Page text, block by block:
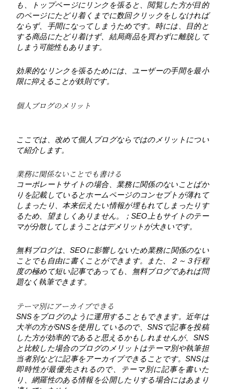
も、トップページにリンクを張ると、閲覧した方が目的
のページにたどり着くまでに数回クリックをしなければ
ならず、手間になってしまうためです。時には、目的と
する商品にたどり着けず、結局商品を買わずに離脱して
しまう可能性もあります。
効果的なリンクを張るためには、ユーザーの手間を最小
限に抑えることが鉄則です。
個人ブログのメリット
ここでは、改めて個人ブログならではのメリットについ
て紹介します。
業務に関係ないことでも書ける
コーポレートサイトの場合、業務に関係のないことばか
りを記載しているとホームページのコンセプトが薄れて
しまったり、本来伝えたい情報が埋もれてしまったりす
るため、望ましくありません。；SEO上もサイトのテー
マが分散してしまうことはデメリットが大きいです。
無料ブログは、SEOに影響しないため業務に関係のない
ことでも自由に書くことができます。また、２～３行程
度の極めて短い記事であっても、無料ブログであれば問
題なく執筆できます。
テーマ別にアーカイブできる
SNSをブログのように運用することもできます。近年は
大半の方がSNSを使用しているので、SNSで記事を投稿
した方が効率的であると思えるかもしれませんが、SNS
と比較した場合のブログのメリットはテーマ別や執筆担
当者別などに記事をアーカイブできることです。SNSは
即時性が最優先されるので、テーマ別に記事を書いた
り、網羅性のある情報を公開したりする場合にはあまり